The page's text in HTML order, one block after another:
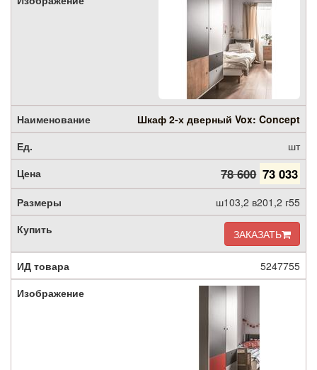
Шкаф 2-х дверный Vox: Concept
шт
78 600 73 033
ш103,2 в201,2 г55
ЗАКАЗАТЬ
5247755